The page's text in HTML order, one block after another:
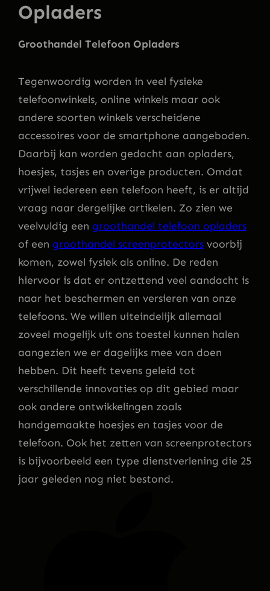
Opladers
Groothandel Telefoon Opladers
Tegenwoordig worden in veel fysieke
telefoonwinkels, online winkels maar ook
andere soorten winkels verscheidene
accessoires voor de smartphone aangeboden.
Daarbij kan worden gedacht aan opladers,
hoesjes, tasjes en overige producten. Omdat
vrijwel iedereen een telefoon heeft, is er altijd
vraag naar dergelijke artikelen. Zo zien we
veelvuldig een groothandel telefoon opladers
of een groothandel screenprotectors voorbij
komen, zowel fysiek als online. De reden
hiervoor is dat er ontzettend veel aandacht is
naar het beschermen en versieren van onze
telefoons. We willen uiteindelijk allemaal
zoveel mogelijk uit ons toestel kunnen halen
aangezien we er dagelijks mee van doen
hebben. Dit heeft tevens geleid tot
verschillende innovaties op dit gebied maar
ook andere ontwikkelingen zoals
handgemaakte hoesjes en tasjes voor de
telefoon. Ook het zetten van screenprotectors
is bijvoorbeeld een type dienstverlening die 25
jaar geleden nog niet bestond.